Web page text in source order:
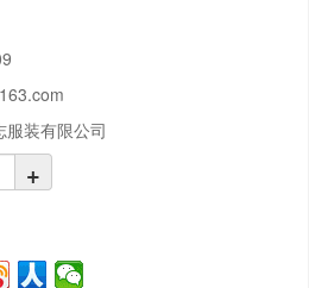
服装有限公司
+